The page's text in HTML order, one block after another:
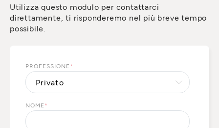
Utilizza questo modulo per contattarci
direttamente, ti risponderemo nel più breve tempo
possibile.
PROFESSIONE *
NOME *